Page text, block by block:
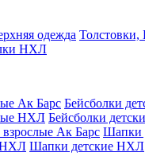
одежда Толстовки,
НХЛ
Ак Барс Бейсболки
НХЛ Бейсболки
Ак Барс Шапки
НХЛ Шапки детские НХЛ